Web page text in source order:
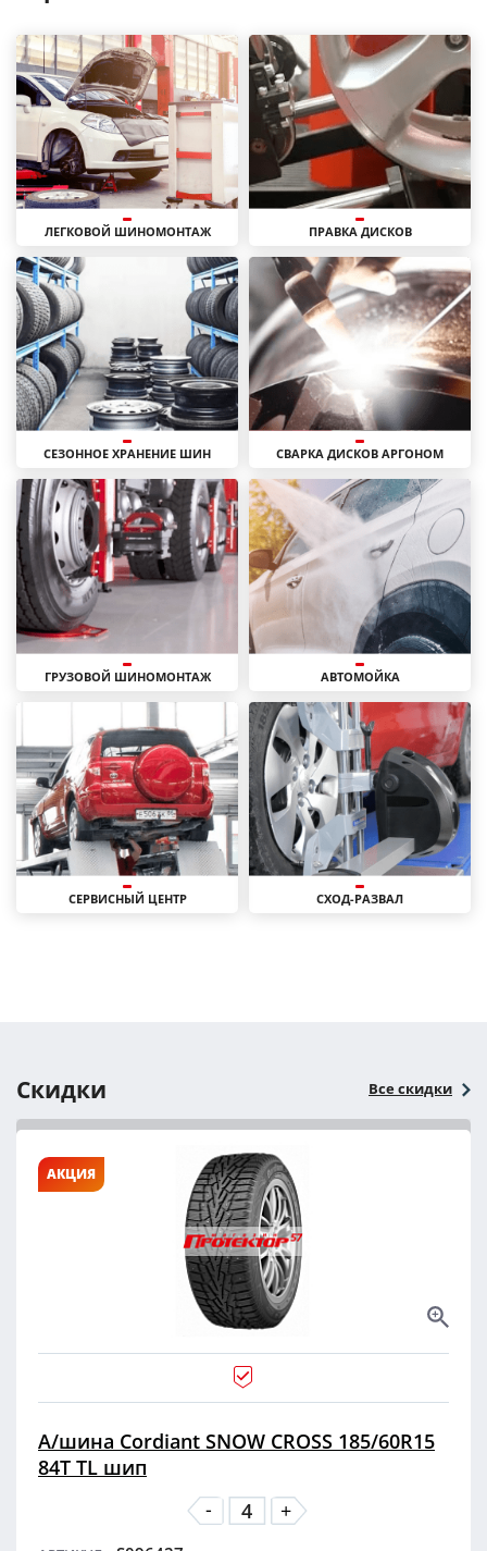
ЛЕГКОВОЙ ШИНОМОНТАЖ ПРАВКА ДИСКОВ
СЕЗОННОЕ ХРАНЕНИЕ ШИН СВАРКА ДИСКОВ АРГОНОМ
ГРУЗОВОЙ ШИНОМОНТАЖ АВТОМОЙКА
СЕРВИСНЫЙ ЦЕНТР СХОД-РАЗВАЛ
Скидки Все скидки
АКЦИЯ
А/шина Cordiant SNOW CROSS 185/60R15
84T TL шип
-
+